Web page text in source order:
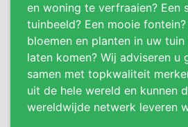
en woning te verfraaien? Een
tuinbeeld? Een mooie fontein?
bloemen en planten in uw
laten komen? Wij adviseren u
samen met topkwaliteit
uit de hele wereld en kunnen
wereldwijde netwerk leveren